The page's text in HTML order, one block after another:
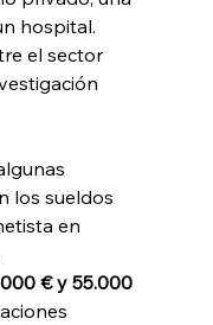
hospital.
el sector
los sueldos
en
€ y 55.000